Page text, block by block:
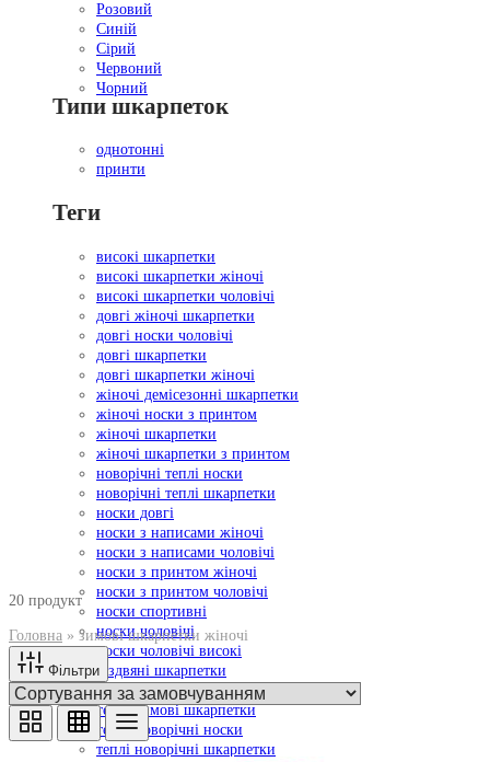
Розовий
Синій
Сірий
Червоний
Чорний
Типи шкарпеток
однотонні
принти
Теги
високі шкарпетки
високі шкарпетки жіночі
високі шкарпетки чоловічі
довгі жіночі шкарпетки
довгі носки чоловічі
довгі шкарпетки
довгі шкарпетки жіночі
жіночі демісезонні шкарпетки
жіночі носки з принтом
жіночі шкарпетки
жіночі шкарпетки з принтом
новорічні теплі носки
новорічні теплі шкарпетки
носки довгі
носки з написами жіночі
носки з написами чоловічі
носки з принтом жіночі
носки з принтом чоловічі
носки спортивні
носки чоловічі
носки чоловічі високі
різдвяні шкарпетки
теплі зимові носки
теплі зимові шкарпетки
теплі новорічні носки
теплі новорічні шкарпетки
20 продукт
Головна » зимові шкарпетки жіночі
Фільтри